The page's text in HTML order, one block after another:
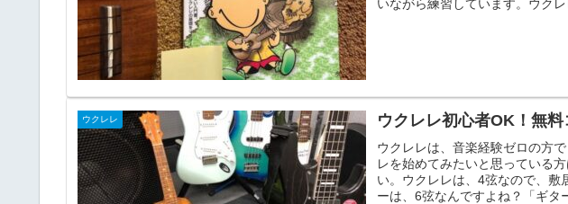
いながら練習しています。ウク
ウクレレ ウクレレ初心者OK！無料
ウクレレは、音楽経験ゼロの方
レを始めてみたいと思っている
い。ウクレレは、4弦なので、敷
ーは、6弦なんですよね？「ギタ